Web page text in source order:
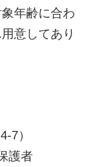
年齢に合わ
意してあり
7）
護者